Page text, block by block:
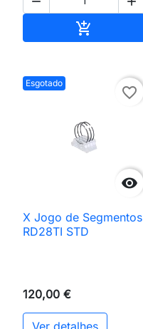

Esgotado

favorite_border
X Jogo de Segmentos
RD28TI STD
120,00 €
Ver detalhes